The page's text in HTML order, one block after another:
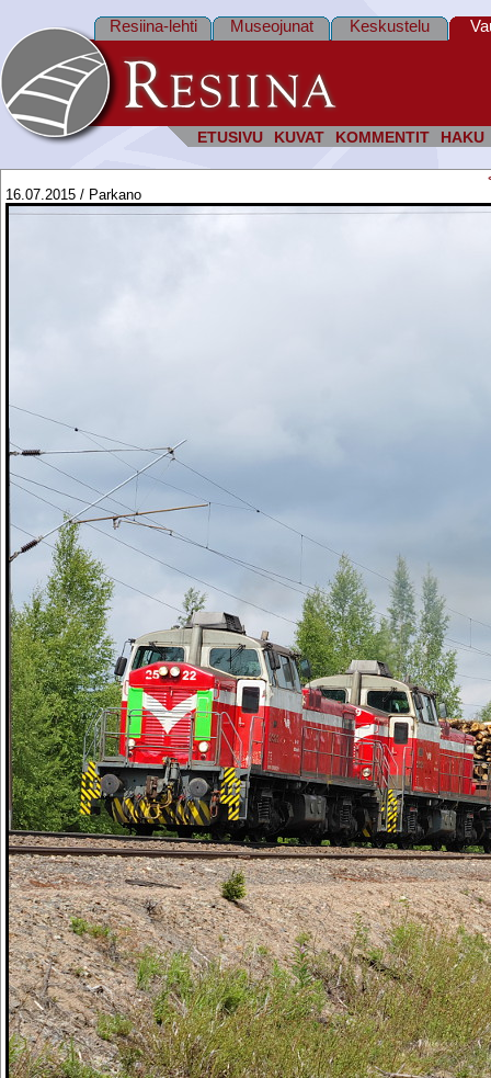
ETUSIVU KUVAT KOMMENTIT HAKU
Resiina-lehti Museojunat Keskustelu
16.07.2015 / Parkano